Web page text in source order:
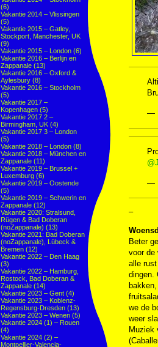
(6)
Vakantie 2014 – Vlissingen
(5)
Vakantie 2015 – Gatley,
Stockport, Manchester, UK
(9)
Vakantie 2015 – London (6)
Vakantie 2016 – Berlijn en
Zappanale (13)
Vakantie 2016 – Oxford &
Aylesbury (8)
Vakantie 2016 – Stockholm
(5)
Vakantie 2017 –
Kopenhagen (5)
Vakantie 2017 2 –
Birmingham, UK (4)
Vakantie 2017 3 – London
(5)
Vakantie 2018 – London (8)
Vakantie 2018 – München en
Zappanale (11)
Vakantie 2019 – Brussel +
Luxemburg (6)
Vakantie 2019 – Oostende
(5)
Vakantie 2019 – Schwerin en
Zappanale (12)
Vakantie 2020: Stralsund,
Rügen & Bad Doberan
(noZappanale) (13)
Vakantie 2021: Bad Doberan
(noZappanale), Lübeck &
Bremen (12)
Vakantie 2022 – Den Haag
(3)
Vakantie 2022 – Hamburg,
Rostock, Bad Doberan &
Zappanale (14)
Vakantie 2023 – Gent (4)
Vakantie 2023 – Koblenz-
Regensburg-Dresden (13)
Vakantie 2023 – Wenen (5)
Vakantie 2024 (1) – Rouen
(4)
Vakantie 2024 (2) –
Montpellier-Valencia-
—
—
–
Beter
voor de
alle
dingen.
we de
weer
Muziek